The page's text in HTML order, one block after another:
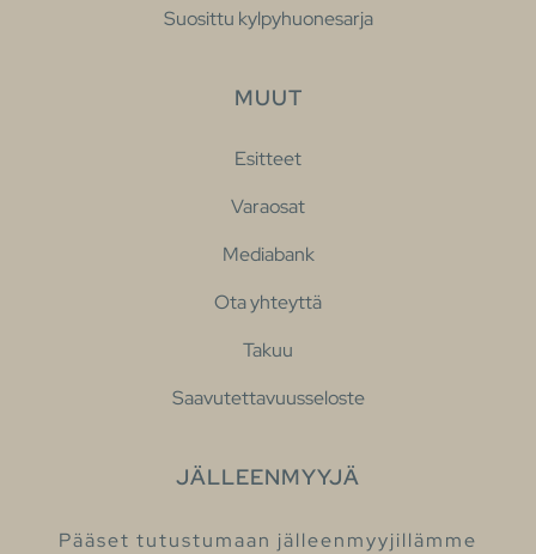
Suosittu kylpyhuonesarja
MUUT
Esitteet
Varaosat
Mediabank
Ota yhteyttä
Takuu
Saavutettavuusseloste
JÄLLEENMYYJÄ
Pääset tutustumaan jälleenmyyjillämme